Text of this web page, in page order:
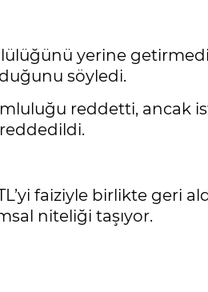
yerine
söyledi.
reddetti, ancak
faiziyle birlikte geri
niteliği taşıyor.